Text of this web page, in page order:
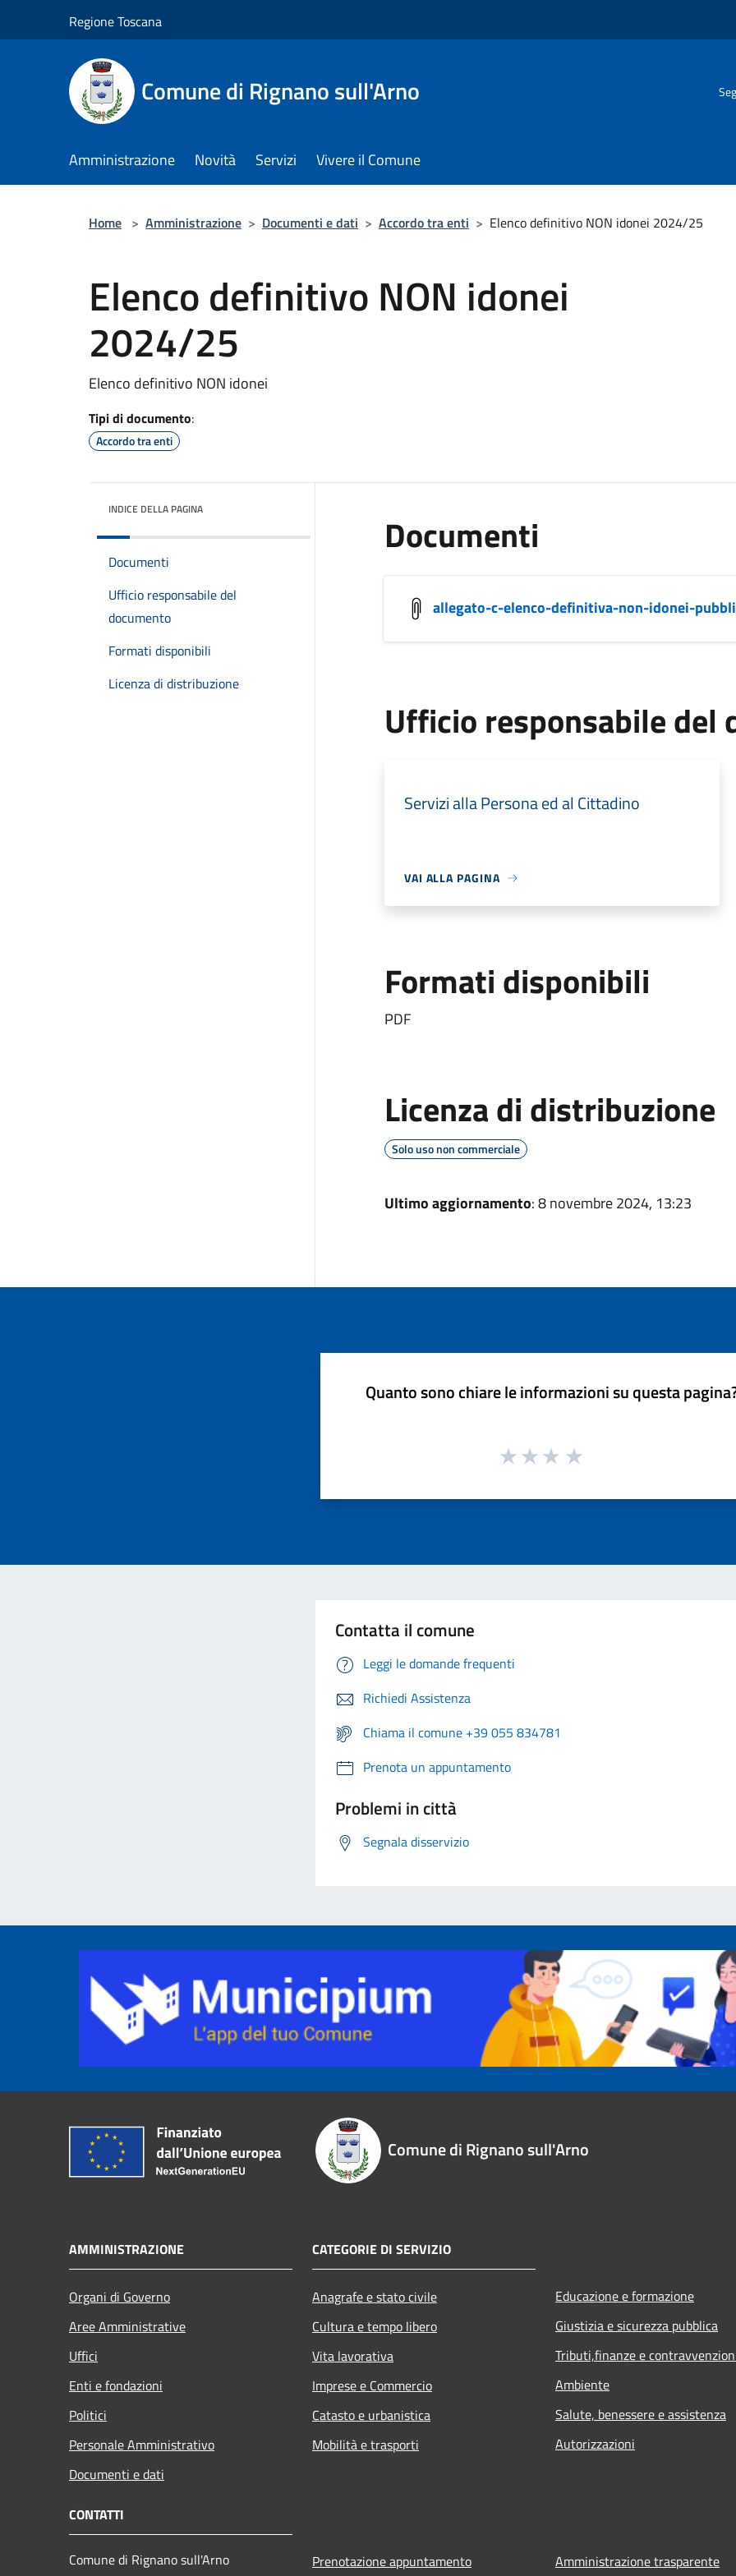
Regione Toscana
Comune di Rignano sull'Arno
Amministrazione Novità Servizi Vivere il Comune
Home > Amministrazione > Documenti e dati > Accordo tra enti > Elenco definitivo NON idonei 2024/25
Elenco definitivo NON idonei
2024/25
Elenco definitivo NON idonei
Tipi di documento:
Accordo tra enti
INDICE DELLA PAGINA
Documenti
Ufficio responsabile del
documento
Formati disponibili
Licenza di distribuzione
Documenti
allegato-c-elenco-definitiva-non-idonei-
Ufficio responsabile del
Servizi alla Persona ed al Cittadino
VAI ALLA PAGINA
Formati disponibili
PDF
Licenza di distribuzione
Solo uso non commerciale
Ultimo aggiornamento: 8 novembre 2024, 13:23
Quanto sono chiare le informazioni su questa
Contatta il comune
Leggi le domande frequenti
Richiedi Assistenza
Chiama il comune +39 055 834781
Prenota un appuntamento
Problemi in città
Segnala disservizio
Comune di Rignano sull'Arno
AMMINISTRAZIONE
Organi di Governo
Aree Amministrative
Uffici
Enti e fondazioni
Politici
Personale Amministrativo
Documenti e dati
CATEGORIE DI SERVIZIO
Anagrafe e stato civile
Cultura e tempo libero
Vita lavorativa
Imprese e Commercio
Catasto e urbanistica
Mobilità e trasporti
Educazione e formazione
Giustizia e sicurezza pubblica
Tributi,finanze e
Ambiente
Salute, benessere e assistenza
Autorizzazioni
CONTATTI
Comune di Rignano sull'Arno
Prenotazione appuntamento Amministrazione trasparente